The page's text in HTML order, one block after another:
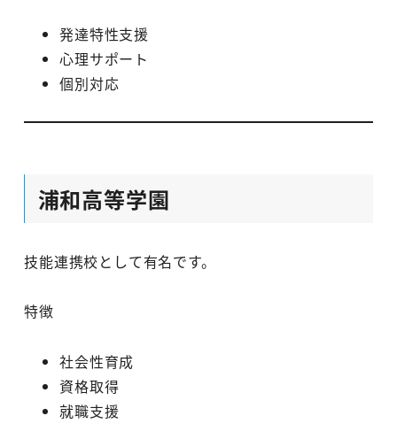
発達特性支援
心理サポート
個別対応
浦和高等学園
技能連携校として有名です。
特徴
社会性育成
資格取得
就職支援